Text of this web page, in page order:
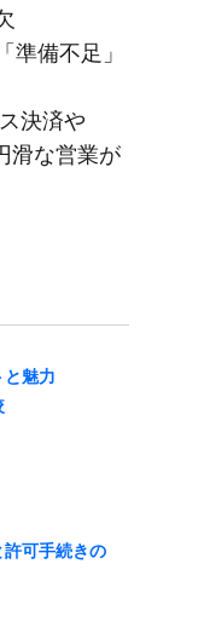
準備不足」
決済や​
滑な​営業が​
魅力
可手続きの​